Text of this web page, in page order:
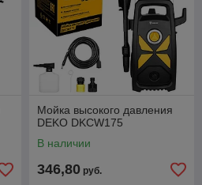
Мойка высокого давления
DEKO DKCW175
В наличии
346,80 руб.